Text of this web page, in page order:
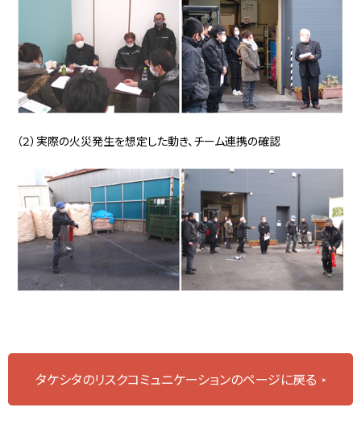
（２）実際の火災発生を想定した動き、チーム連携の確認
タケシタのリスクコミュニケーションのページに戻る